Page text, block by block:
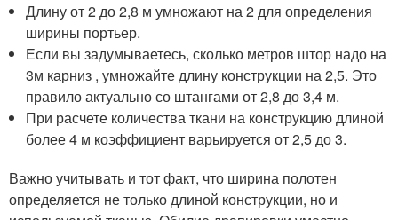
Длину от 2 до 2,8 м умножают на 2 для определения
ширины портьер.
Если вы задумываетесь, сколько метров штор надо на
3м карниз , умножайте длину конструкции на 2,5. Это
правило актуально со штангами от 2,8 до 3,4 м.
При расчете количества ткани на конструкцию длиной
более 4 м коэффициент варьируется от 2,5 до 3.
Важно учитывать и тот факт, что ширина полотен
определяется не только длиной конструкции, но и